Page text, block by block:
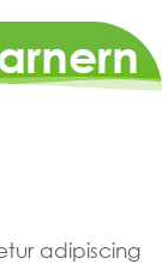
adipiscing